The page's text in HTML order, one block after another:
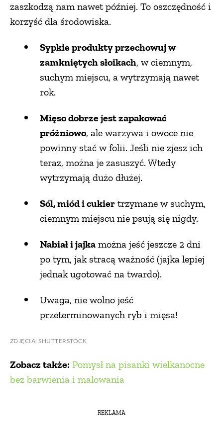
zaszkodzą nam nawet później. To oszczędność i
korzyść dla środowiska.
Sypkie produkty przechowuj w
zamkniętych słoikach, w ciemnym,
suchym miejscu, a wytrzymają nawet
rok.
Mięso dobrze jest zapakować
próżniowo, ale warzywa i owoce nie
powinny stać w folii. Jeśli nie zjesz ich
teraz, można je zasuszyć. Wtedy
wytrzymają dużo dłużej.
Sól, miód i cukier trzymane w suchym,
ciemnym miejscu nie psują się nigdy.
Nabiał i jajka można jeść jeszcze 2 dni
po tym, jak stracą ważność (jajka lepiej
jednak ugotować na twardo).
Uwaga, nie wolno jeść
przeterminowanych ryb i mięsa!
ZDJĘCIA: SHUTTERSTOCK
Zobacz także: Pomysł na pisanki wielkanocne
bez barwienia i malowania
REKLAMA